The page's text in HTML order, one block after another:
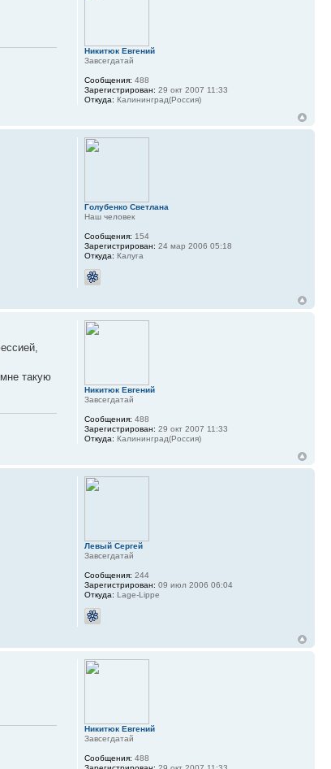
Никитюк Евгений
Завсегдатай
Сообщения: 488
Зарегистрирован: 29 окт 2007 11:33
Откуда: Калининград(Россия)
Голубенко Светлана
Наш человек
Сообщения: 154
Зарегистрирован: 24 мар 2006 05:18
Откуда: Калуга
такую
Никитюк Евгений
Завсегдатай
Сообщения: 488
Зарегистрирован: 29 окт 2007 11:33
Откуда: Калининград(Россия)
Левый Сергей
Завсегдатай
Сообщения: 244
Зарегистрирован: 09 июл 2006 06:04
Откуда: Lage-Lippe
Никитюк Евгений
Завсегдатай
Сообщения: 488